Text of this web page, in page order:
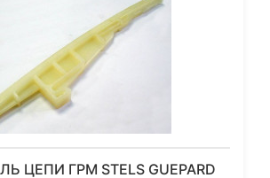
ЦЕПИ ГРМ STELS GUEPARD